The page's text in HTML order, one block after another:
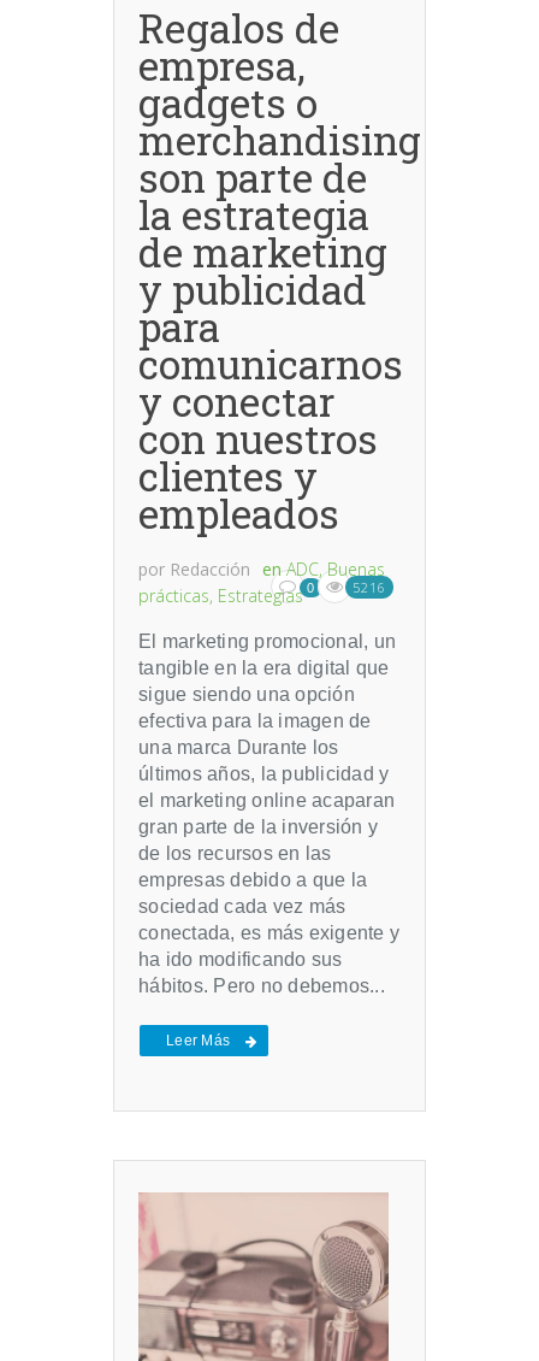
Regalos de
empresa,
gadgets o
merchandising
son parte de
la estrategia
de marketing
y publicidad
para
comunicarnos
y conectar
con nuestros
clientes y
empleados
por Redacción en ADC,Buenas
prácticas, Estrategias 0 5216
El marketing promocional, un
tangible en la era digital que
sigue siendo una opción
efectiva para la imagen de
una marca Durante los
últimos años, la publicidad y
el marketing online acaparan
gran parte de la inversión y
de los recursos en las
empresas debido a que la
sociedad cada vez más
conectada, es más exigente y
ha ido modificando sus
hábitos. Pero no debemos...
Leer Más